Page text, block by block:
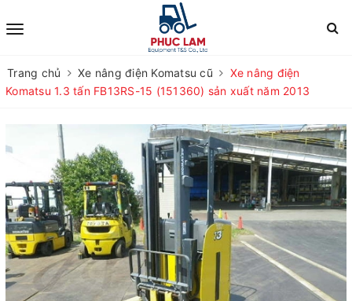
Trang chủ Xe nâng điện Komatsu cũ
Xe nâng điện
Komatsu 1.3 tấn FB13RS-15 (151360) sản xuất năm 2013